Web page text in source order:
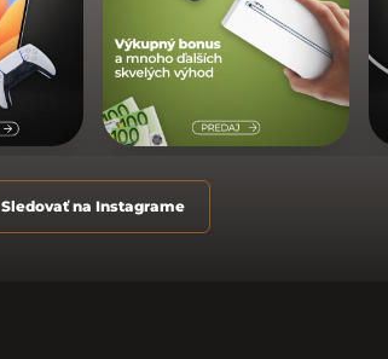
Sledovať na Instagrame